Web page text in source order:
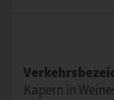
Kapern in